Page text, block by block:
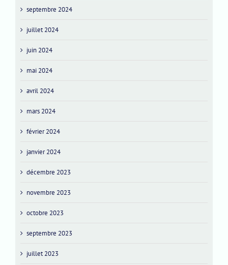
septembre 2024
juillet 2024
juin 2024
mai 2024
avril 2024
mars 2024
février 2024
janvier 2024
décembre 2023
novembre 2023
octobre 2023
septembre 2023
juillet 2023